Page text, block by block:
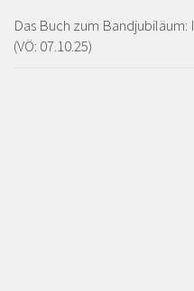
Das Buch zum
(VÖ: 07.10.25)